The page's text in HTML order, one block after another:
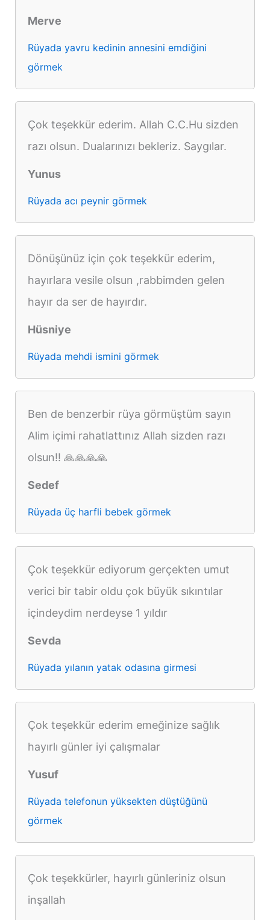
Merve
Rüyada yavru kedinin annesini emdiğini
görmek
Çok teşekkür ederim. Allah C.C.Hu sizden
razı olsun. Dualarınızı bekleriz. Saygılar.
Yunus
Rüyada acı peynir görmek
Dönüşünüz için çok teşekkür ederim,
hayırlara vesile olsun ,rabbimden gelen
hayır da ser de hayırdır.
Hüsniye
Rüyada mehdi ismini görmek
Ben de benzerbir rüya görmüştüm sayın
Alim içimi rahatlattınız Allah sizden razı
olsun!! 🙏🙏🙏🙏
Sedef
Rüyada üç harfli bebek görmek
Çok teşekkür ediyorum gerçekten umut
verici bir tabir oldu çok büyük sıkıntılar
içindeydim nerdeyse 1 yıldır
Sevda
Rüyada yılanın yatak odasına girmesi
Çok teşekkür ederim emeğinize sağlık
hayırlı günler iyi çalışmalar
Yusuf
Rüyada telefonun yüksekten düştüğünü
görmek
Çok teşekkürler, hayırlı günleriniz olsun
inşallah